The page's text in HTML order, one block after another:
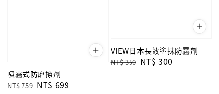
噴霧式防磨擦劑
Regular
NT$ 759 Sale
NT$ 699
VIEW日本長效塗抹防霧劑
Regular
NT$ 350 Sale
NT$ 300